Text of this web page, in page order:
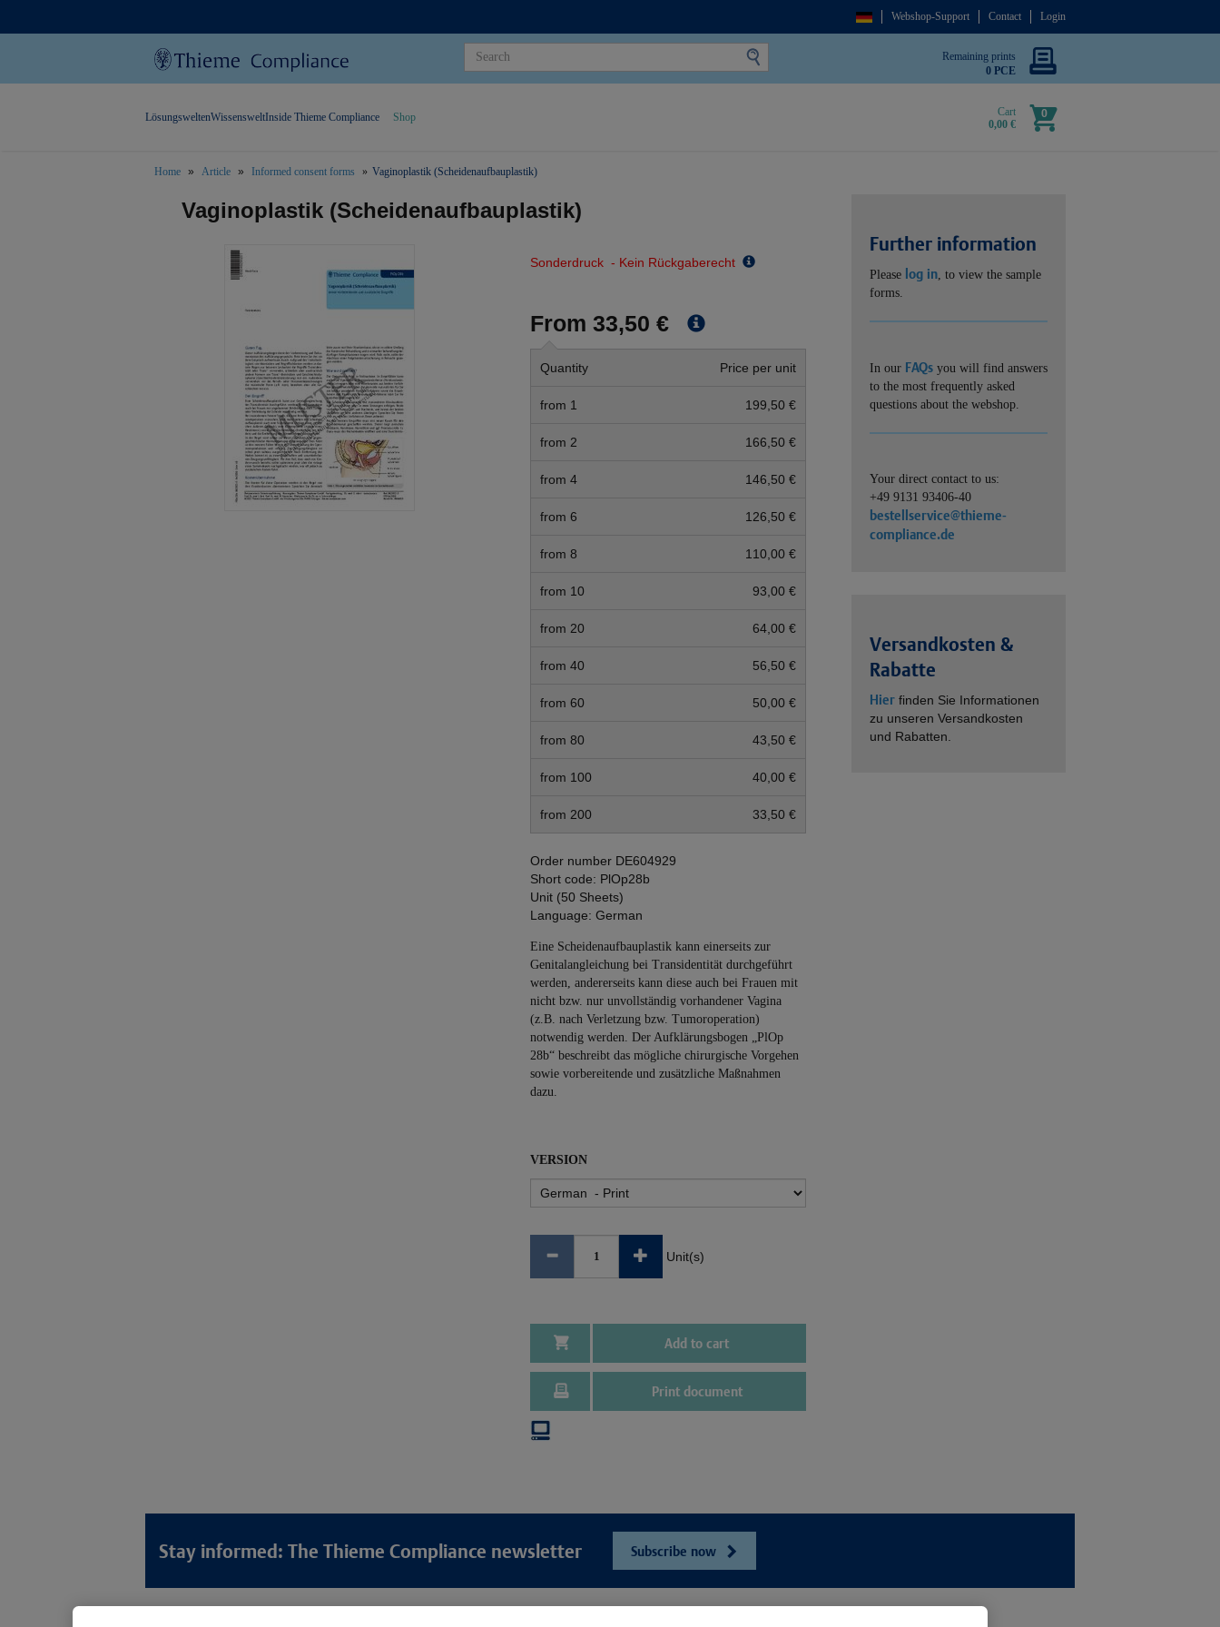
Webshop-Support Contact Login
Remaining prints
0 PCE
Cart
0,00 €
0
LösungsweltenWissensweltInside Thieme Compliance Shop
Home Article Informed consent forms Vaginoplastik (Scheidenaufbauplastik)
Vaginoplastik (Scheidenaufbauplastik)
Sonderdruck - Kein Rückgaberecht
From 33,50 €
Quantity Price per unit
from 1 199,50 €
from 2 166,50 €
from 4 146,50 €
from 6 126,50 €
from 8 110,00 €
from 10 93,00 €
from 20 64,00 €
from 40 56,50 €
from 60 50,00 €
from 80 43,50 €
from 100 40,00 €
from 200 33,50 €
Order number DE604929
Short code: PlOp28b
Unit (50 Sheets)
Language: German
Eine Scheidenaufbauplastik kann einerseits zur
Genitalangleichung bei Transidentität durchgeführt
werden, andererseits kann diese auch bei Frauen mit
nicht bzw. nur unvollständig vorhandener Vagina
(z.B. nach Verletzung bzw. Tumoroperation)
notwendig werden. Der Aufklärungsbogen „PlOp
28b“ beschreibt das mögliche chirurgische Vorgehen
sowie vorbereitende und zusätzliche Maßnahmen
dazu.
VERSION
Unit(s)
Add to cart
Print document
Further information
Please log in, to view the sample
forms.
In our FAQs you will find answers
to the most frequently asked
questions about the webshop.
Your direct contact to us:
+49 9131 93406-40
bestellservice@thieme-
compliance.de
Versandkosten &
Rabatte
Hier finden Sie Informationen
zu unseren Versandkosten
und Rabatten.
Stay informed: The Thieme Compliance newsletter Subscribe now